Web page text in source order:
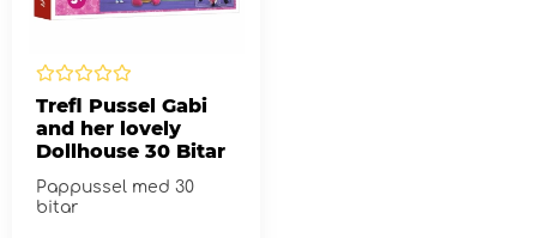
Trefl Pussel Gabi
and her lovely
Dollhouse 30 Bitar
Pappussel med 30
bitar